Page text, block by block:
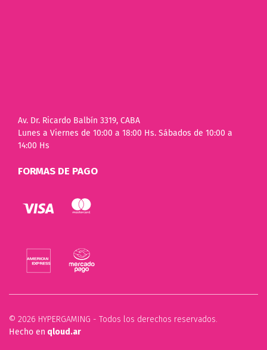
Av. Dr. Ricardo Balbín 3319, CABA
Lunes a Viernes de 10:00 a 18:00 Hs. Sábados de 10:00 a
14:00 Hs
FORMAS DE PAGO
© 2026 HYPERGAMING - Todos los derechos reservados.
Hecho en qloud.ar